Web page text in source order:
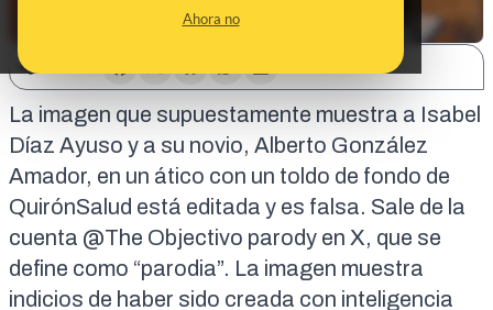
Ahora no
La imagen que supuestamente muestra a Isabel
Díaz Ayuso y a su novio, Alberto González
Amador, en un ático con un toldo de fondo de
QuirónSalud está editada y es falsa. Sale de la
cuenta @The Objectivo parody en X, que se
define como “parodia”. La imagen muestra
indicios de haber sido creada con inteligencia